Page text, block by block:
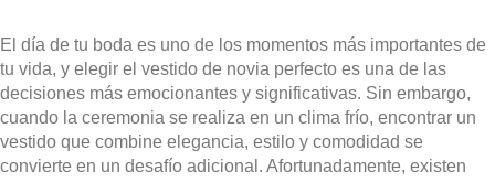
El día de tu boda es uno de los momentos más importantes de
tu vida, y elegir el vestido de novia perfecto es una de las
decisiones más emocionantes y significativas. Sin embargo,
cuando la ceremonia se realiza en un clima frío, encontrar un
vestido que combine elegancia, estilo y comodidad se
convierte en un desafío adicional. Afortunadamente, existen